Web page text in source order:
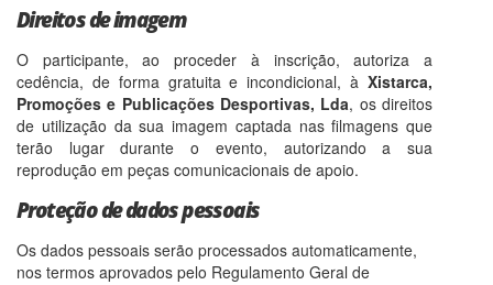
Direitos de imagem
O participante, ao proceder à inscrição, autoriza a
cedência, de forma gratuita e incondicional, à Xistarca,
Promoções e Publicações Desportivas, Lda, os direitos
de utilização da sua imagem captada nas filmagens que
terão lugar durante o evento, autorizando a sua
reprodução em peças comunicacionais de apoio.
Proteção de dados pessoais
Os dados pessoais serão processados automaticamente,
nos termos aprovados pelo Regulamento Geral de